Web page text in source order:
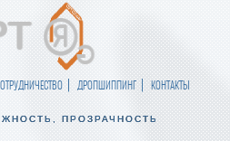
ДРОПШИППИНГ КОНТАКТЫ
ПРОЗРАЧНОСТЬ